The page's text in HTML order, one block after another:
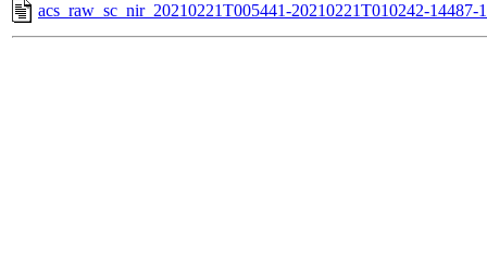
acs_raw_sc_nir_20210221T005441-20210221T010242-14487-